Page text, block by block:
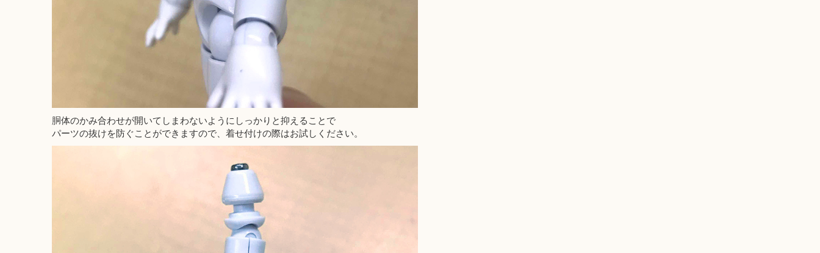
胴体のかみ合わせが開いてしまわないようにしっかりと抑えることで
パーツの抜けを防ぐことができますので、着せ付けの際はお試しください。